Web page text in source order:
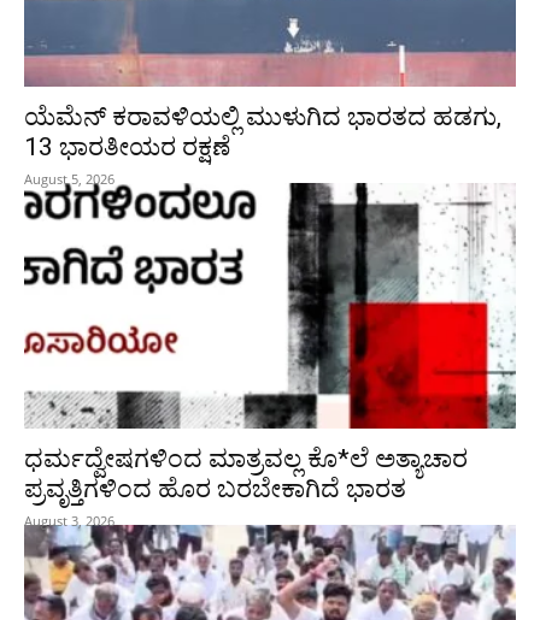
ಯೆಮೆನ್‌ ಕರಾವಳಿಯಲ್ಲಿ ಮುಳುಗಿದ ಭಾರತದ ಹಡಗು,
13 ಭಾರತೀಯರ ರಕ್ಷಣೆ
August 5, 2026
ಧರ್ಮದ್ವೇಷಗಳಿಂದ ಮಾತ್ರವಲ್ಲ ಕೊ*ಲೆ ಅತ್ಯಾಚಾರ
ಪ್ರವೃತ್ತಿಗಳಿಂದ ಹೊರ ಬರಬೇಕಾಗಿದೆ ಭಾರತ
August 3, 2026